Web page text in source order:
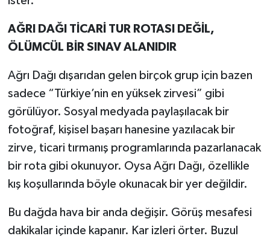
AĞRI DAĞI TİCARİ TUR ROTASI DEĞİL,
ÖLÜMCÜL BİR SINAV ALANIDIR
Ağrı Dağı dışarıdan gelen birçok grup için bazen
sadece “Türkiye’nin en yüksek zirvesi” gibi
görülüyor. Sosyal medyada paylaşılacak bir
fotoğraf, kişisel başarı hanesine yazılacak bir
zirve, ticari tırmanış programlarında pazarlanacak
bir rota gibi okunuyor. Oysa Ağrı Dağı, özellikle
kış koşullarında böyle okunacak bir yer değildir.
Bu dağda hava bir anda değişir. Görüş mesafesi
dakikalar içinde kapanır. Kar izleri örter. Buzul